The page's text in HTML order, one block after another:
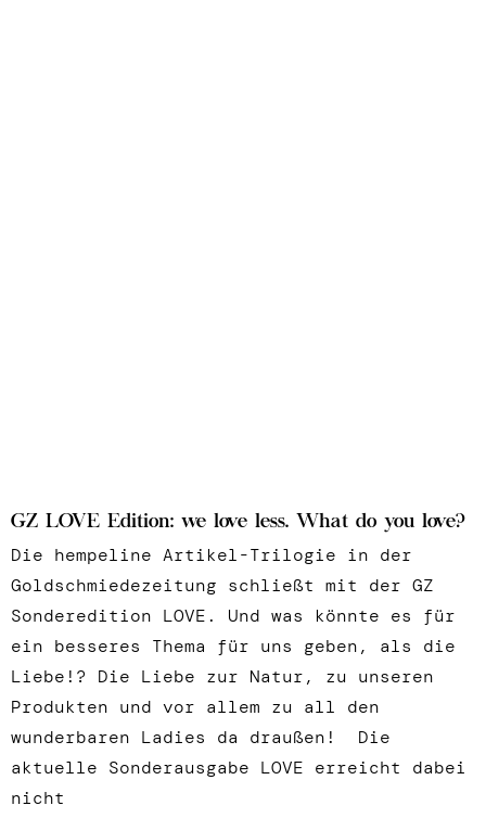
GZ LOVE Edition: we love less. What do you love?
Die hempeline Artikel-Trilogie in der
Goldschmiedezeitung schließt mit der GZ
Sonderedition LOVE. Und was könnte es für
ein besseres Thema für uns geben, als die
Liebe!? Die Liebe zur Natur, zu unseren
Produkten und vor allem zu all den
wunderbaren Ladies da draußen! Die
aktuelle Sonderausgabe LOVE erreicht dabei
nicht